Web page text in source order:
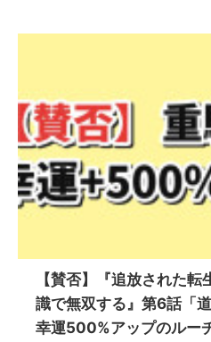
【賛否】『追放された
識で無双する』第6話「
幸運500%アップのルー